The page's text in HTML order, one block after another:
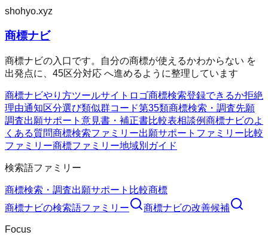
shohyo.xyz
商標ナビ
商標ナビの入口です。自分の商標が使えるかわからない を
出発点に、45区分対応 へ進めるように整理しています
商標ナビやり方ツールサイト ロゴ商標検索登録できるか拒絶
理由通知区分選び類似群コード第35類商標検索・調査先願
調査出願サポート 意見書・補正書比較表相談例商標ナビのよ
くある質問商標検索ファミリー出願サポートファミリー比較
ファミリー商標ファミリー地域別ガイド
検索語ファミリー
商標検索・調査出願サポート 比較商標
商標ナビの検索語ファミリー 商標ナビの改善候補
Focus